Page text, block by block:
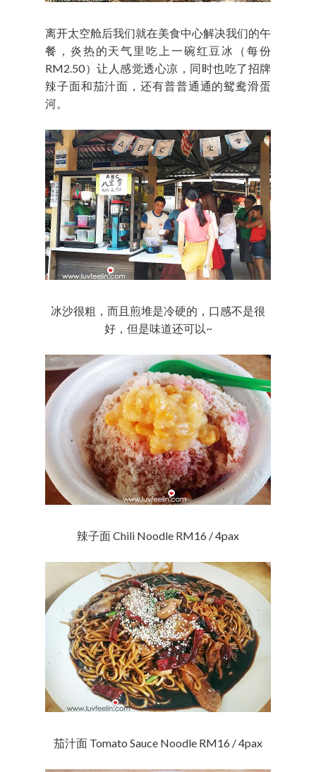
离开太空舱后我们就在美食中心解决我们的午
餐，炎热的天气里吃上一碗红豆冰（每份
RM2.50）让人感觉透心凉，同时也吃了招牌
辣子面和茄汁面，还有普普通通的鸳鸯滑蛋
河。
冰沙很粗，而且煎堆是冷硬的，口感不是很
好，但是味道还可以~
辣子面 Chili Noodle RM16 / 4pax
茄汁面 Tomato Sauce Noodle RM16 / 4pax